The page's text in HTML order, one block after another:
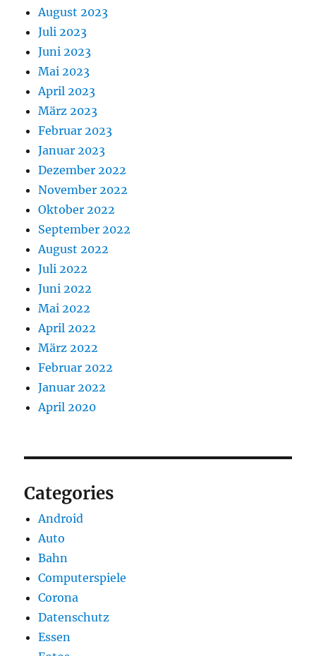
August 2023
Juli 2023
Juni 2023
Mai 2023
April 2023
März 2023
Februar 2023
Januar 2023
Dezember 2022
November 2022
Oktober 2022
September 2022
August 2022
Juli 2022
Juni 2022
Mai 2022
April 2022
März 2022
Februar 2022
Januar 2022
April 2020
Categories
Android
Auto
Bahn
Computerspiele
Corona
Datenschutz
Essen